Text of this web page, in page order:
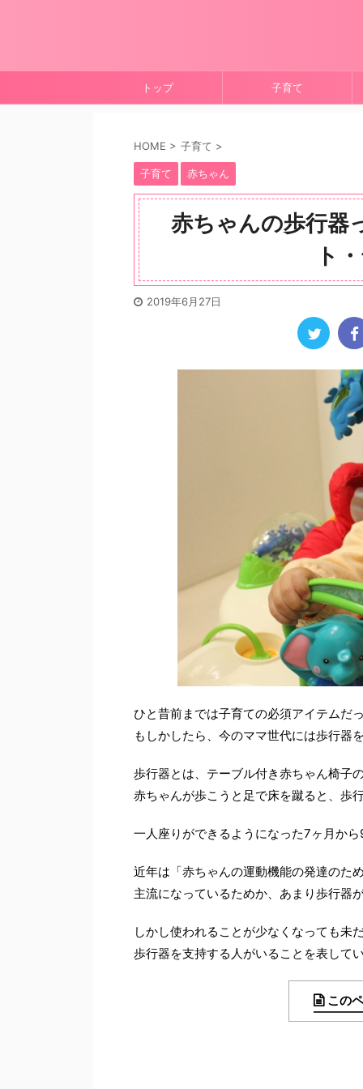
トップ 子育て
HOME > 子育て >
子育て 赤ちゃん
赤ちゃんの歩行器
ト
2019年6月27日
ひと昔前までは子育ての必須アイテムだ
もしかしたら、今のママ世代には歩行器
歩行器とは、テーブル付き赤ちゃん椅子
赤ちゃんが歩こうと足で床を蹴ると、歩
一人座りができるようになった7ヶ月か
近年は「赤ちゃんの運動機能の発達のた
主流になっているためか、あまり歩行器
しかし使われることが少なくなっても未
歩行器を支持する人がいることを表して
この